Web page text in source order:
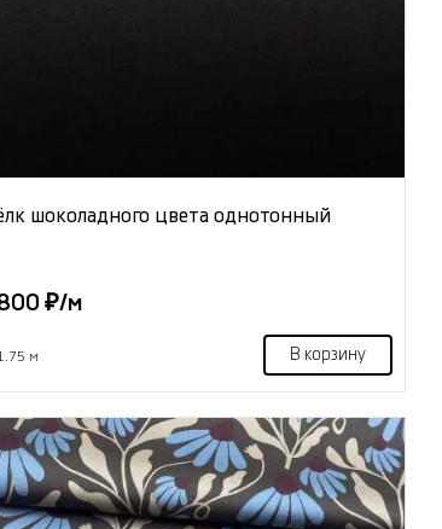
шоколадного цвета однотонный
₽/м
м В корзину